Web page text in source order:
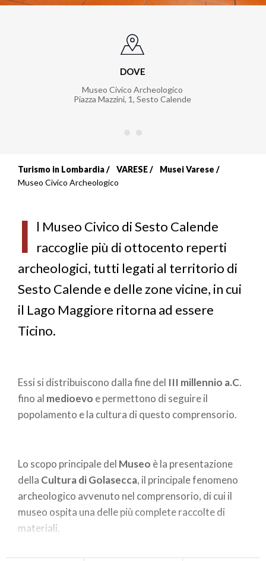
DOVE
Museo Civico Archeologico
Piazza Mazzini, 1, Sesto Calende
Briciole
pane
Turismo in Lombardia VARESE
Musei Varese
Museo Civico Archeologico
I l Museo Civico di Sesto Calende
raccoglie più di ottocento reperti
archeologici, tutti legati al territorio di
Sesto Calende e delle zone vicine, in cui
il Lago Maggiore ritorna ad essere
Ticino.
Essi si distribuiscono dalla fine del III millennio a.C.
fino al medioevo e permettono di seguire il
popolamento e la cultura di questo comprensorio.
Lo scopo principale del Museo è la presentazione
della CulturadiGolasecca, il principale fenomeno
archeologico avvenuto nel comprensorio, di cui il
museo ospita una delle più complete raccolte di
materiali.